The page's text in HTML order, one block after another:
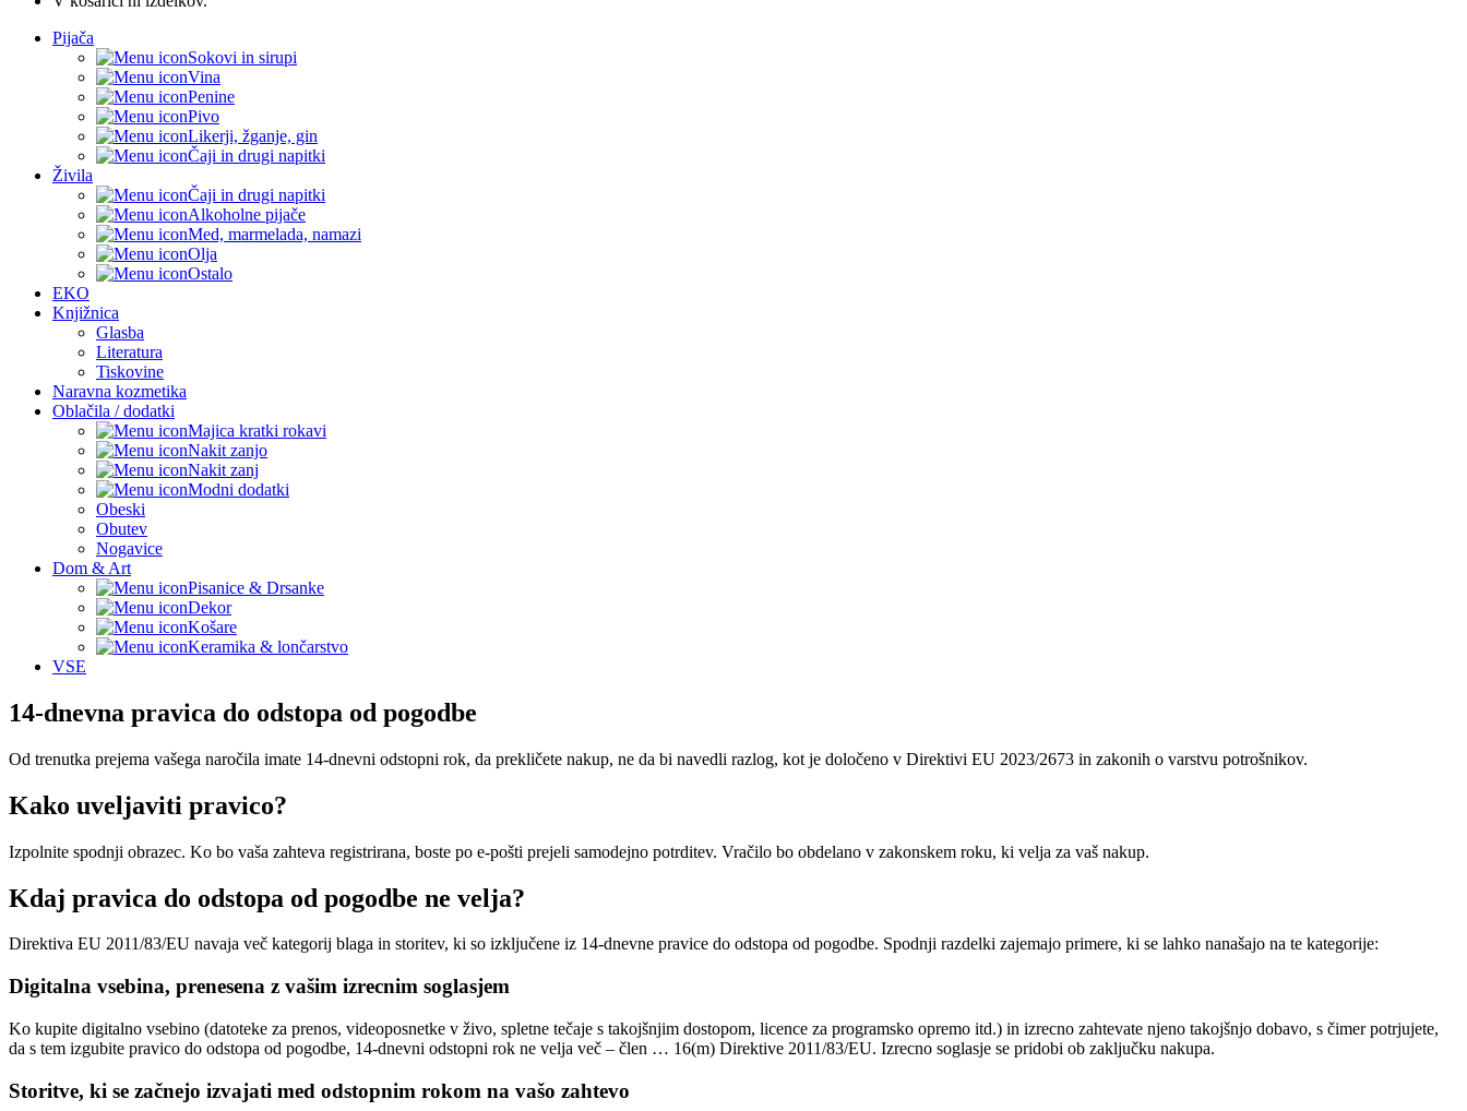
Pijača
Sokovi in sirupi
Vina
Penine
Pivo
Likerji, žganje, gin
Čaji in drugi napitki
Živila
Čaji in drugi napitki
Alkoholne pijače
Med, marmelada, namazi
Olja
Ostalo
EKO
Knjižnica
Glasba
Literatura
Tiskovine
Naravna kozmetika
Oblačila / dodatki
Majica kratki rokavi
Nakit zanjo
Nakit zanj
Modni dodatki
Obeski
Obutev
Nogavice
Dom & Art
Pisanice & Drsanke
Dekor
Košare
Keramika & lončarstvo
VSE
14-dnevna pravica do odstopa od pogodbe
Od trenutka prejema vašega naročila imate 14-dnevni odstopni rok, da prekličete nakup, ne da bi navedli razlog, kot je določeno v Direktivi EU 2023/2673 in zakonih o varstvu potrošnikov.
Kako uveljaviti pravico?
Izpolnite spodnji obrazec. Ko bo vaša zahteva registrirana, boste po e-pošti prejeli samodejno potrditev. Vračilo bo obdelano v zakonskem roku, ki velja za vaš nakup.
Kdaj pravica do odstopa od pogodbe ne velja?
Direktiva EU 2011/83/EU navaja več kategorij blaga in storitev, ki so izključene iz 14-dnevne pravice do odstopa od pogodbe. Spodnji razdelki zajemajo primere, ki se lahko nanašajo na te kategorije:
Digitalna vsebina, prenesena z vašim izrecnim soglasjem
Ko kupite digitalno vsebino (datoteke za prenos, videoposnetke v živo, spletne tečaje s takojšnjim dostopom, licence za programsko opremo itd.) in izrecno zahtevate njeno takojšnjo dobavo, s čimer potrjujete,
da s tem izgubite pravico do odstopa od pogodbe, 14-dnevni odstopni rok ne velja več – člen … 16(m) Direktive 2011/83/EU. Izrecno soglasje se pridobi ob zaključku nakupa.
Storitve, ki se začnejo izvajati med odstopnim rokom na vašo zahtevo